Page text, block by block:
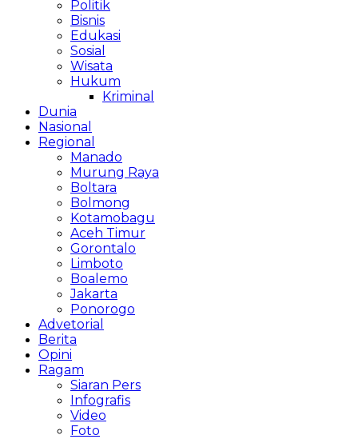
Politik
Bisnis
Edukasi
Sosial
Wisata
Hukum
Kriminal
Dunia
Nasional
Regional
Manado
Murung Raya
Boltara
Bolmong
Kotamobagu
Aceh Timur
Gorontalo
Limboto
Boalemo
Jakarta
Ponorogo
Advetorial
Berita
Opini
Ragam
Siaran Pers
Infografis
Video
Foto